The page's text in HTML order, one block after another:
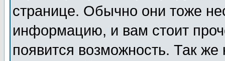
странице. Обычно они тоже
информацию, и вам стоит
появится возможность. Так же